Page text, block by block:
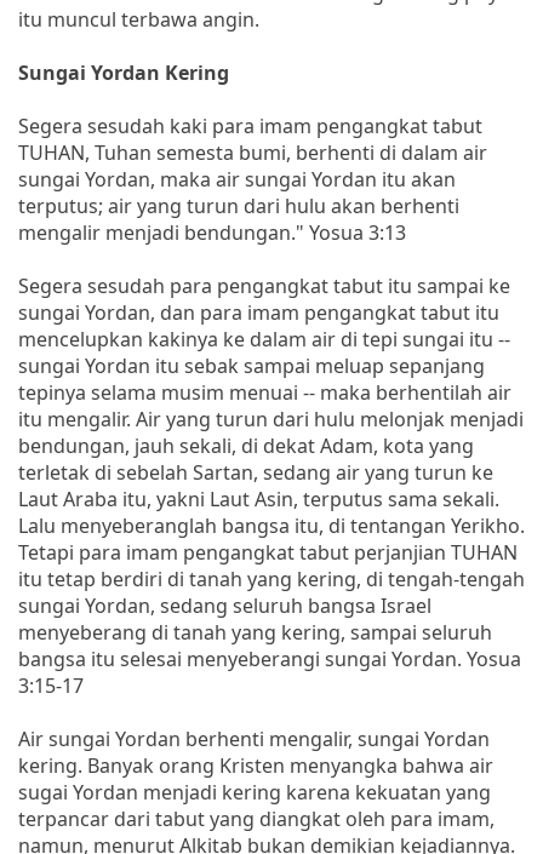
itu muncul terbawa angin.
Sungai Yordan Kering
Segera sesudah kaki para imam pengangkat tabut
TUHAN, Tuhan semesta bumi, berhenti di dalam air
sungai Yordan, maka air sungai Yordan itu akan
terputus; air yang turun dari hulu akan berhenti
mengalir menjadi bendungan." Yosua 3:13
Segera sesudah para pengangkat tabut itu sampai ke
sungai Yordan, dan para imam pengangkat tabut itu
mencelupkan kakinya ke dalam air di tepi sungai itu --
sungai Yordan itu sebak sampai meluap sepanjang
tepinya selama musim menuai -- maka berhentilah air
itu mengalir. Air yang turun dari hulu melonjak menjadi
bendungan, jauh sekali, di dekat Adam, kota yang
terletak di sebelah Sartan, sedang air yang turun ke
Laut Araba itu, yakni Laut Asin, terputus sama sekali.
Lalu menyeberanglah bangsa itu, di tentangan Yerikho.
Tetapi para imam pengangkat tabut perjanjian TUHAN
itu tetap berdiri di tanah yang kering, di tengah-tengah
sungai Yordan, sedang seluruh bangsa Israel
menyeberang di tanah yang kering, sampai seluruh
bangsa itu selesai menyeberangi sungai Yordan. Yosua
3:15-17
Air sungai Yordan berhenti mengalir, sungai Yordan
kering. Banyak orang Kristen menyangka bahwa air
sugai Yordan menjadi kering karena kekuatan yang
terpancar dari tabut yang diangkat oleh para imam,
namun, menurut Alkitab bukan demikian kejadiannya.